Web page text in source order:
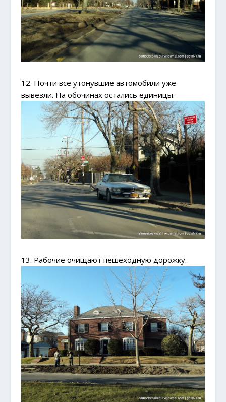
12. Почти все утонувшие автомобили уже
вывезли. На обочинах остались единицы.
13. Рабочие очищают пешеходную дорожку.